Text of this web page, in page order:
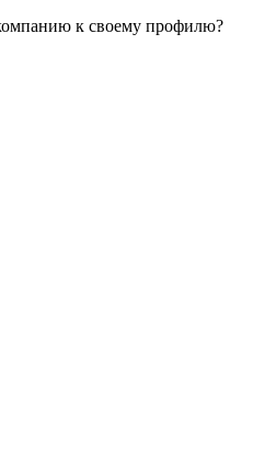
к своему профилю?